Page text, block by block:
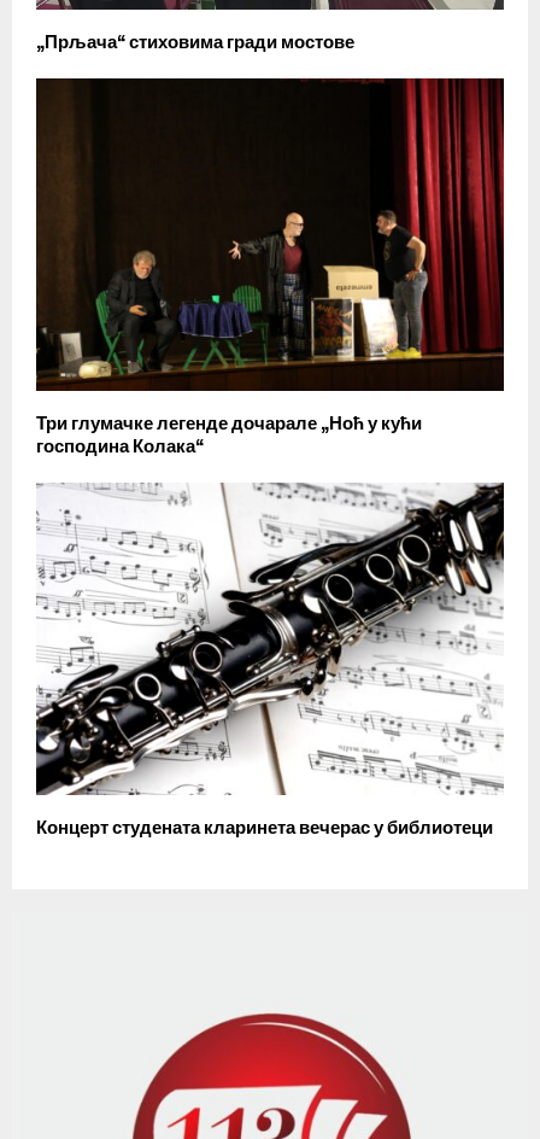
„Прљача“ стиховима гради мостове
Три глумачке легенде дочарале „Ноћ у кући
господина Колака“
Концерт студената кларинета вечерас у библиотеци